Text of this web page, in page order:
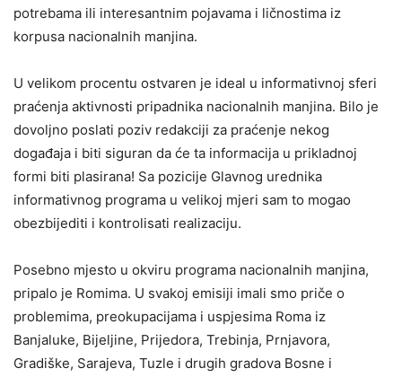
potrebama ili interesantnim pojavama i ličnostima iz
korpusa nacionalnih manjina.
U velikom procentu ostvaren je ideal u informativnoj sferi
praćenja aktivnosti pripadnika nacionalnih manjina. Bilo je
dovoljno poslati poziv redakciji za praćenje nekog
događaja i biti siguran da će ta informacija u prikladnoj
formi biti plasirana! Sa pozicije Glavnog urednika
informativnog programa u velikoj mjeri sam to mogao
obezbijediti i kontrolisati realizaciju.
Posebno mjesto u okviru programa nacionalnih manjina,
pripalo je Romima. U svakoj emisiji imali smo priče o
problemima, preokupacijama i uspjesima Roma iz
Banjaluke, Bijeljine, Prijedora, Trebinja, Prnjavora,
Gradiške, Sarajeva, Tuzle i drugih gradova Bosne i